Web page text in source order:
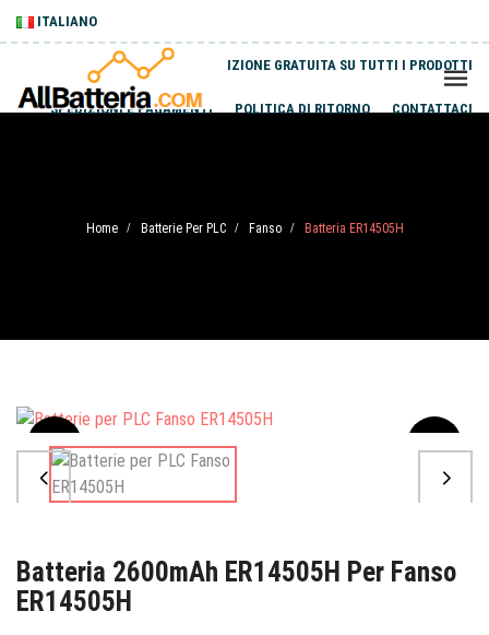
ITALIANO
SPEDIZIONE GRATUITA SU TUTTI I PRODOTTI
SPEDIZIONI E PAGAMENTI POLITICA DI RITORNO CONTATTACI
Home / Batterie Per PLC / Fanso / Batteria ER14505H
Sale
Batteria 2600mAh ER14505H Per Fanso
ER14505H